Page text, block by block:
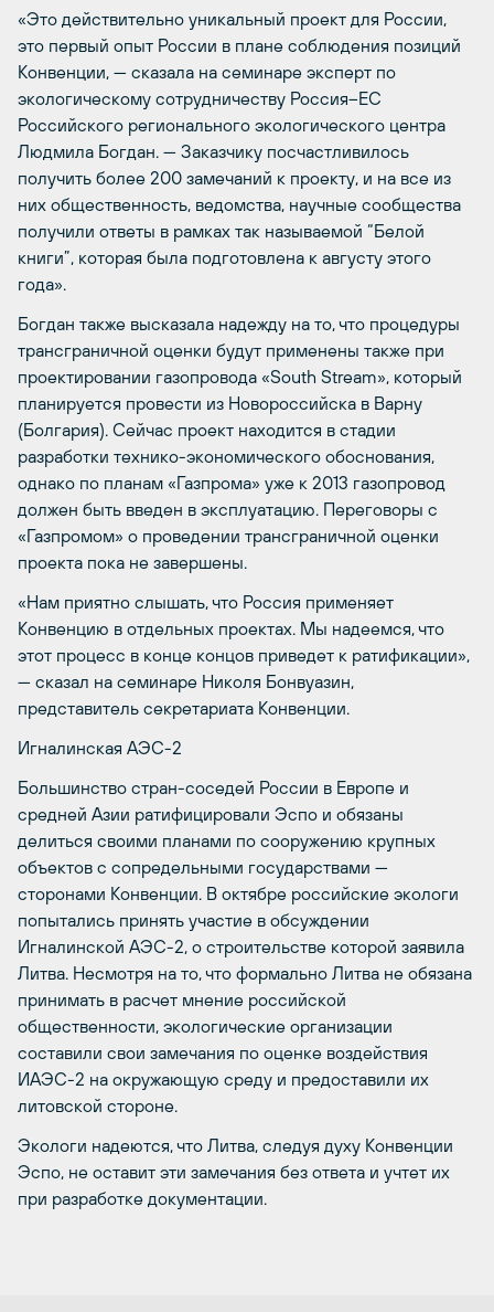
«Это действительно уникальный проект для России,
это первый опыт России в плане соблюдения позиций
Конвенции, — сказала на семинаре эксперт по
экологическому сотрудничеству Россия–ЕС
Российского регионального экологического центра
Людмила Богдан. — Заказчику посчастливилось
получить более 200 замечаний к проекту, и на все из
них общественность, ведомства, научные сообщества
получили ответы в рамках так называемой “Белой
книги”, которая была подготовлена к августу этого
года».
Богдан также высказала надежду на то, что процедуры
трансграничной оценки будут применены также при
проектировании газопровода «South Stream», который
планируется провести из Новороссийска в Варну
(Болгария). Сейчас проект находится в стадии
разработки технико-экономического обоснования,
однако по планам «Газпрома» уже к 2013 газопровод
должен быть введен в эксплуатацию. Переговоры с
«Газпромом» о проведении трансграничной оценки
проекта пока не завершены.
«Нам приятно слышать, что Россия применяет
Конвенцию в отдельных проектах. Мы надеемся, что
этот процесс в конце концов приведет к ратификации»,
— сказал на семинаре Николя Бонвуазин,
представитель секретариата Конвенции.
Игналинская АЭС-2
Большинство стран-соседей России в Европе и
средней Азии ратифицировали Эспо и обязаны
делиться своими планами по сооружению крупных
объектов с сопредельными государствами —
сторонами Конвенции. В октябре российские экологи
попытались принять участие в обсуждении
Игналинской АЭС-2, о строительстве которой заявила
Литва. Несмотря на то, что формально Литва не обязана
принимать в расчет мнение российской
общественности, экологические организации
составили свои замечания по оценке воздействия
ИАЭС-2 на окружающую среду и предоставили их
литовской стороне.
Экологи надеются, что Литва, следуя духу Конвенции
Эспо, не оставит эти замечания без ответа и учтет их
при разработке документации.